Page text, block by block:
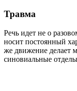
Травма
Речь идет не о
носит постоянный
же движение делает
синовиальные